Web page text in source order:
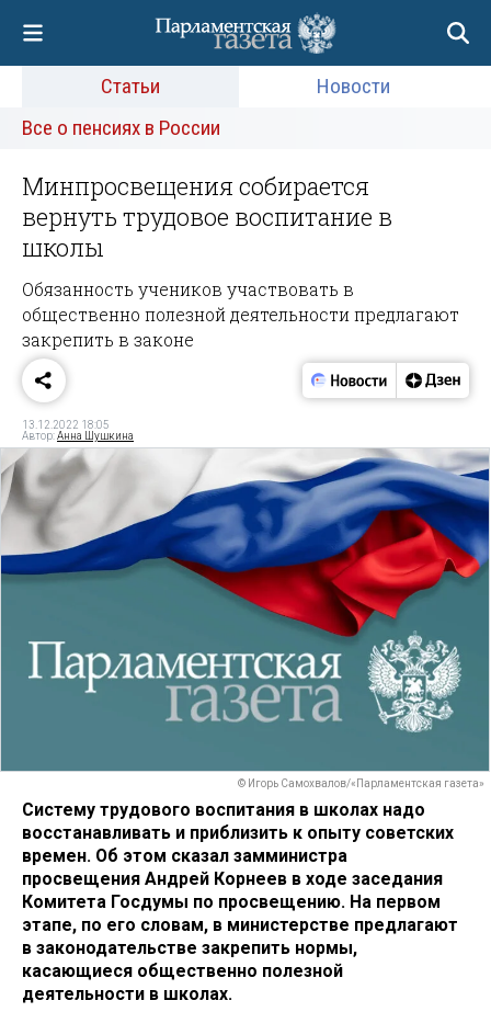
Статьи
Новости
Все о пенсиях в России
Минпросвещения собирается
вернуть трудовое воспитание в
школы
Обязанность учеников участвовать в
общественно полезной деятельности предлагают
закрепить в законе
13.12.2022 18:05
Автор:Анна Шушкина
© Игорь Самохвалов/«Парламентская газета»
Систему трудового воспитания в школах надо
восстанавливать и приблизить к опыту советских
времен. Об этом сказал замминистра
просвещения Андрей Корнеев в ходе заседания
Комитета Госдумы по просвещению. На первом
этапе, по его словам, в министерстве предлагают
в законодательстве закрепить нормы,
касающиеся общественно полезной
деятельности в школах.